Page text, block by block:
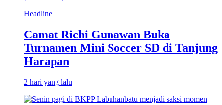
Headline
Camat Richi Gunawan Buka
Turnamen Mini Soccer SD di Tanjung
Harapan
2 hari yang lalu